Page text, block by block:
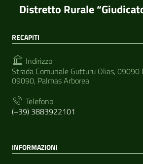
Distretto Rurale
RECAPITI
Indirizzo
Strada Comunale Gutturu Olias, 09090
09090, Palmas Arborea
Telefono
(+39) 3883922101
INFORMAZIONI